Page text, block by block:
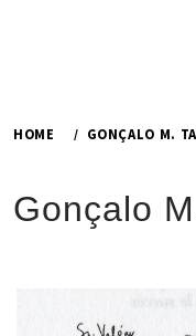
HOME GONÇALO M.
Gonçalo